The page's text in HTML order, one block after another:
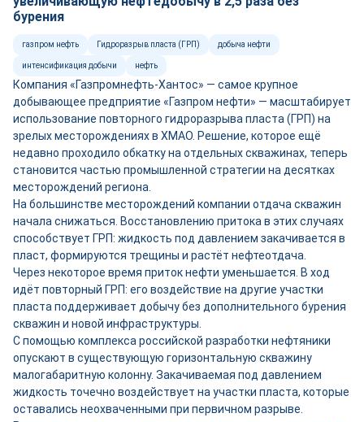
бурения
газпром нефть Гидроразрыв пласта (ГРП) добыча нефти
интенсификация добычи нефть
Компания «Газпромнефть-Хантос» — самое крупное
добывающее предприятие «Газпром нефти» — масштабирует
использование повторного гидроразрыва пласта (ГРП) на
зрелых месторождениях в ХМАО. Решение, которое ещё
недавно проходило обкатку на отдельных скважинах, теперь
становится частью промышленной стратегии на десятках
месторождений региона.
На большинстве месторождений компании отдача скважин
начала снижаться. Восстановлению притока в этих случаях
способствует ГРП: жидкость под давлением закачивается в
пласт, формируются трещины и растёт нефтеотдача.
Через некоторое время приток нефти уменьшается. В ход
идёт повторный ГРП: его воздействие на другие участки
пласта поддерживает добычу без дополнительного бурения
скважин и новой инфраструктуры.
С помощью комплекса российской разработки нефтяники
опускают в существующую горизонтальную скважину
малогабаритную колонну. Закачиваемая под давлением
жидкость точечно воздействует на участки пласта, которые
оставались неохваченными при первичном разрыве.